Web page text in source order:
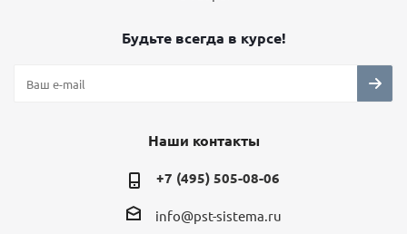
Будьте всегда в курсе!
Наши контакты
+7 (495) 505-08-06
info@pst-sistema.ru